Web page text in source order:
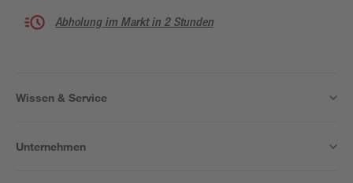
Abholung im Markt in 2 Stunden
Wissen & Service
Unternehmen